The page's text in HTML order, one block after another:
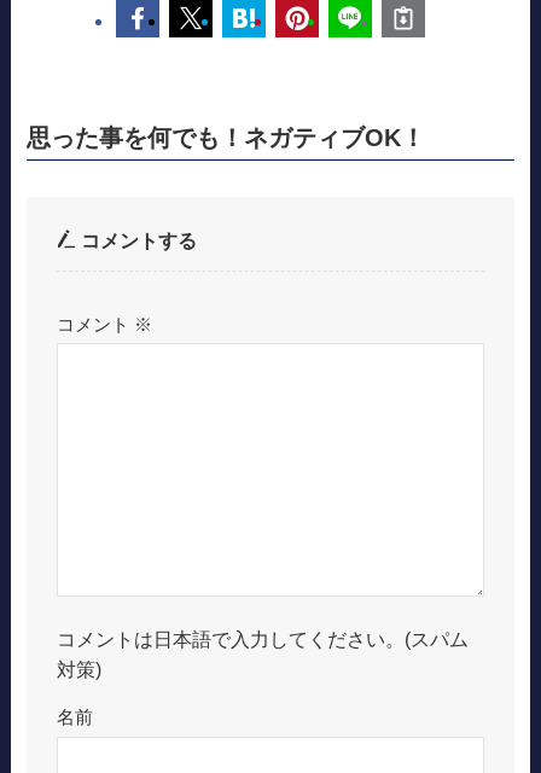
思った事を何でも！ネガティブOK！
コメントする
コメント ※
コメントは日本語で入力してください。(スパム
対策)
名前